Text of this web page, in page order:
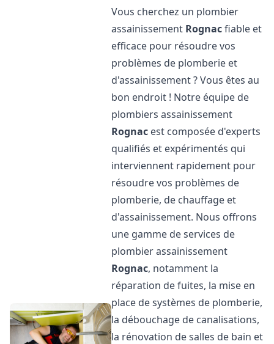
Vous cherchez un plombier
assainissement Rognacfiable et
efficace pour résoudre vos
problèmes de plomberie et
d'assainissement ? Vous êtes au
bon endroit ! Notre équipe de
plombiers assainissement
Rognac est composée d'experts
qualifiés et expérimentés qui
interviennent rapidement pour
résoudre vos problèmes de
plomberie, de chauffage et
d'assainissement. Nous offrons
une gamme de services de
plombier assainissement
Rognac, notamment la
réparation de fuites, la mise en
place de systèmes de plomberie,
la débouchage de canalisations,
la rénovation de salles de bain et